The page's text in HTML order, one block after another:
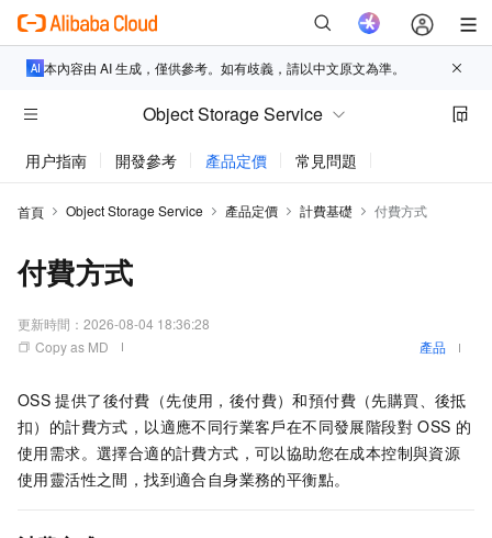
本內容由 AI 生成，僅供參考。如有歧義，請以中文原文為準。
Object Storage Service
用户指南 開發參考 產品定價 常見問題
首頁 Object Storage Service 產品定價 計費基礎 付費方式
付費方式
更新時間： 2026-08-04 18:36:28
Copy as MD
產品
OSS 提供了後付費（先使用，後付費）和預付費（先購買、後抵
扣）的計費方式，以適應不同行業客戶在不同發展階段對 OSS 的
使用需求。選擇合適的計費方式，可以協助您在成本控制與資源
使用靈活性之間，找到適合自身業務的平衡點。